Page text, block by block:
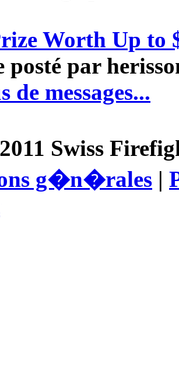
Worth Up to
posté par
de messages...
Swiss
g�n�rales |